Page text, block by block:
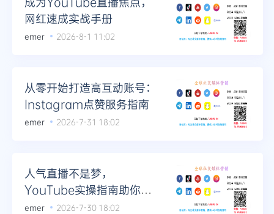
网红速成实战手册
emer 2026-8-1 11:02
从零开始打造高互动账号：
Instagram点赞服务指南
emer 2026-7-31 18:02
人气直播不是梦，
YouTube实操指南助你破
圈
emer 2026-7-30 18:02